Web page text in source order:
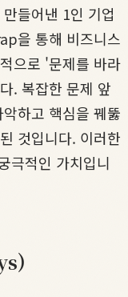
들어낸 1인 기업
을 통해 비즈니스
으로 '문제를 바라
. 복잡한 문제 앞
하고 핵심을 꿰뚫
것입니다. 이러한
극적인 가치입니